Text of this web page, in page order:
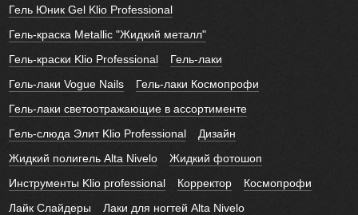
Гель Юник Gel Klio Professional
Гель-краска Metallic "Жидкий металл"
Гель-краски Klio Professional
Гель-лаки
Гель-лаки Vogue Nails
Гель-лаки Космопрофи
Гель-лаки светоотражающие в ассортименте
Гель-слюда Элит Klio Professional
Дизайн
Жидкий полигель Alta Nivelo
Жидкий фотошоп
Инструменты Klio professional
Корректор
Космопрофи
Лайк Слайдеры
Лаки для ногтей Alta Nivelo